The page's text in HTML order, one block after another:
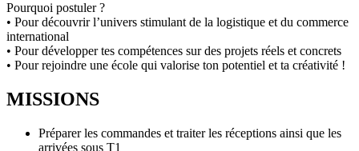
Pourquoi postuler ?
• Pour découvrir l’univers stimulant de la logistique et du commerce
international
• Pour développer tes compétences sur des projets réels et concrets
• Pour rejoindre une école qui valorise ton potentiel et ta créativité !
MISSIONS
Préparer les commandes et traiter les réceptions ainsi que les
arrivées sous T1